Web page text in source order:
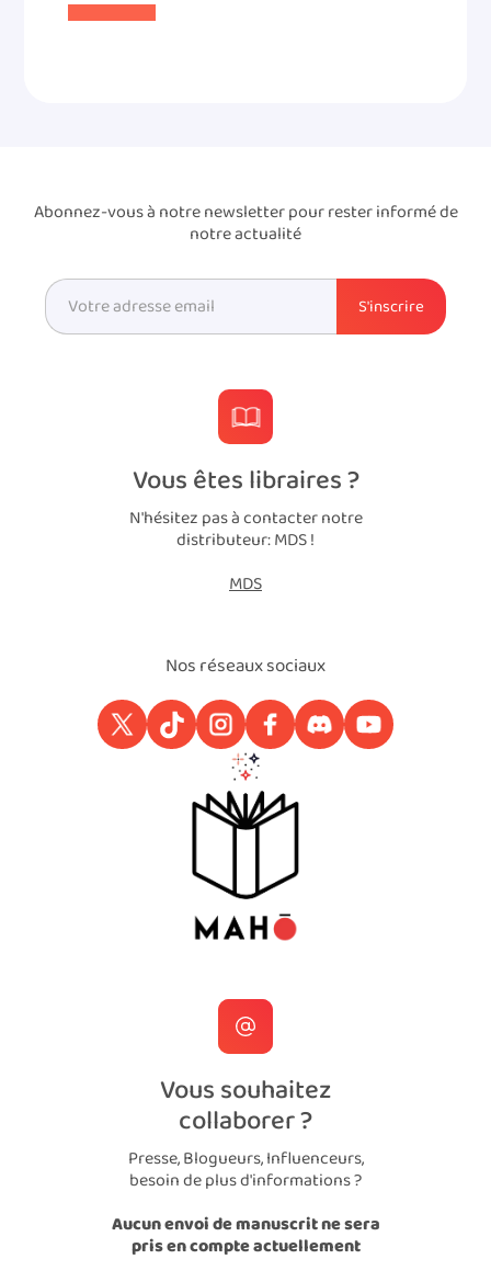
Abonnez-vous à notre newsletter pour rester informé de
notre actualité
Vous êtes libraires ?
N'hésitez pas à contacter notre
distributeur: MDS !
MDS
Nos réseaux sociaux
Vous souhaitez
collaborer ?
Presse, Blogueurs, Influenceurs,
besoin de plus d'informations ?
Aucun envoi de manuscrit ne sera
pris en compte actuellement